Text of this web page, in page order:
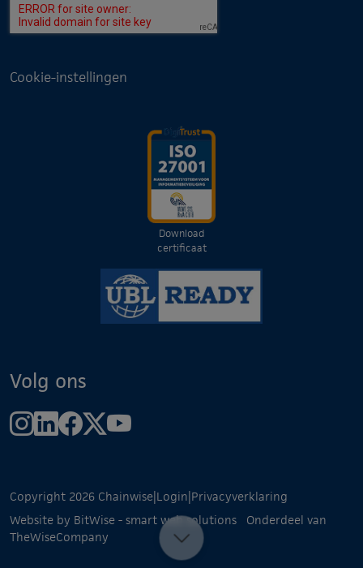
Cookie-instellingen
Download
certificaat
Volg ons
Copyright 2026 Chainwise|Login|Privacyverklaring
Website by BitWise - smart web solutions
Onderdeel van
TheWiseCompany